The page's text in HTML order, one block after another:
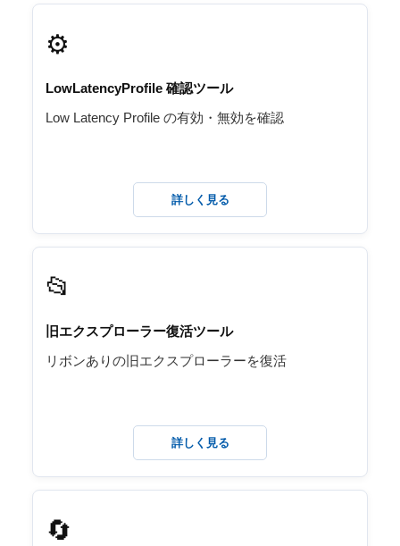
⚙️
LowLatencyProfile 確認ツール
Low Latency Profile の有効・無効を確認
詳しく見る
📂
旧エクスプローラー復活ツール
リボンありの旧エクスプローラーを復活
詳しく見る
🔄️